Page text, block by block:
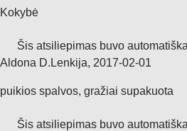
Kokybė
Šis atsiliepimas buvo
Aldona D. Lenkija, 2017‑02‑01
puikios spalvos, gražiai supakuota
Šis atsiliepimas buvo